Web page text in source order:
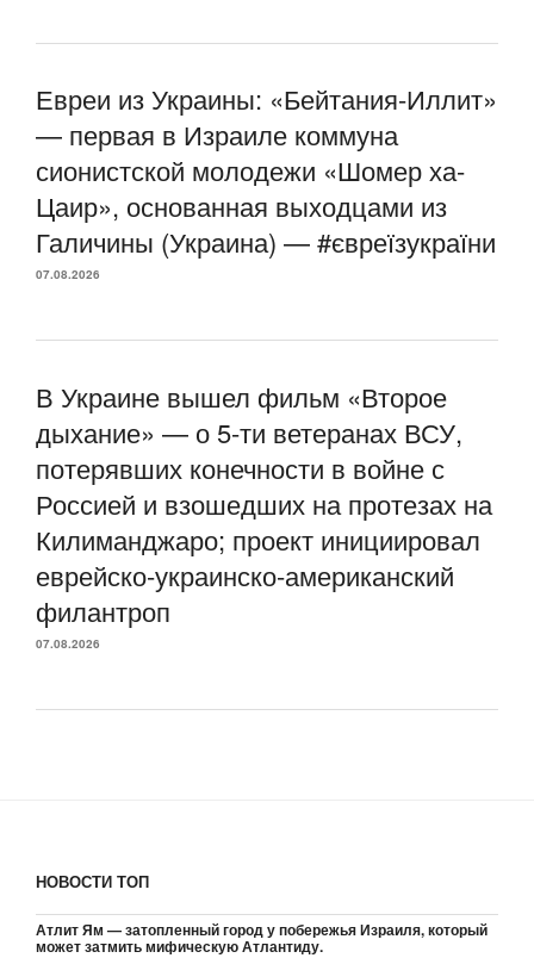
Евреи из Украины: «Бейтания-Иллит»
— первая в Израиле коммуна
сионистской молодежи «Шомер ха-
Цаир», основанная выходцами из
Галичины (Украина) — #євреїзукраїни
07.08.2026
В Украине вышел фильм «Второе
дыхание» — о 5-ти ветеранах ВСУ,
потерявших конечности в войне с
Россией и взошедших на протезах на
Килиманджаро; проект инициировал
еврейско-украинско-американский
филантроп
07.08.2026
НОВОСТИ ТОП
Атлит Ям — затопленный город у побережья Израиля, который
может затмить мифическую Атлантиду.